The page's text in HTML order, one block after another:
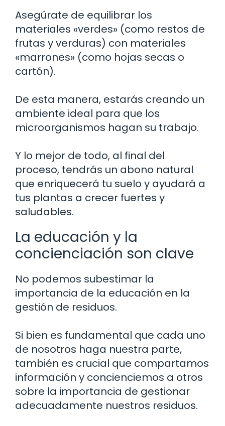
Asegúrate de equilibrar los
materiales «verdes» (como restos de
frutas y verduras) con materiales
«marrones» (como hojas secas o
cartón).
De esta manera, estarás creando un
ambiente ideal para que los
microorganismos hagan su trabajo.
Y lo mejor de todo, al final del
proceso, tendrás un abono natural
que enriquecerá tu suelo y ayudará a
tus plantas a crecer fuertes y
saludables.
La educación y la
concienciación son clave
No podemos subestimar la
importancia de la educación en la
gestión de residuos.
Si bien es fundamental que cada uno
de nosotros haga nuestra parte,
también es crucial que compartamos
información y concienciemos a otros
sobre la importancia de gestionar
adecuadamente nuestros residuos.